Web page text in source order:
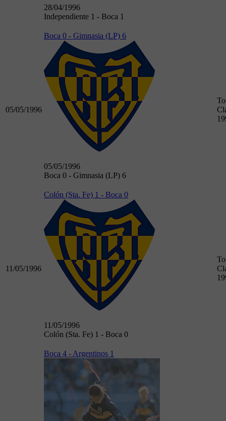
28/04/1996
Independiente 1 - Boca 1
05/05/1996
Boca 0 - Gimnasia (LP) 6
05/05/1996
Boca 0 - Gimnasia (LP) 6
11/05/1996
Colón (Sta. Fe) 1 - Boca 0
11/05/1996
Colón (Sta. Fe) 1 - Boca 0
Boca 4 - Argentinos 1